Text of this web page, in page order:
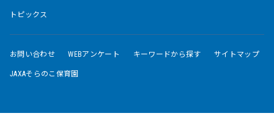
トピックス
お問い合わせ WEBアンケート キーワードから探す サイトマップ
JAXAそらのこ保育園